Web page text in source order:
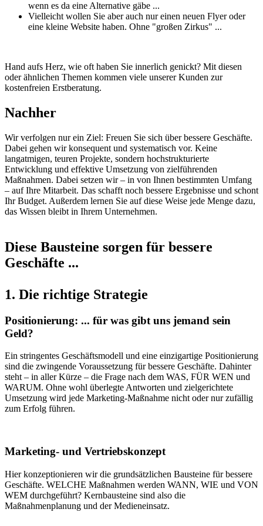
wenn es da eine Alternative gäbe ...
Vielleicht wollen Sie aber auch nur einen neuen Flyer oder
eine kleine Website haben. Ohne "großen Zirkus" ...
Hand aufs Herz, wie oft haben Sie innerlich genickt? Mit diesen
oder ähnlichen Themen kommen viele unserer Kunden zur
kostenfreien Erstberatung.
Nachher
Wir verfolgen nur ein Ziel: Freuen Sie sich über bessere Geschäfte.
Dabei gehen wir konsequent und systematisch vor. Keine
langatmigen, teuren Projekte, sondern hochstrukturierte
Entwicklung und effektive Umsetzung von zielführenden
Maßnahmen. Dabei setzen wir – in von Ihnen bestimmten Umfang
– auf Ihre Mitarbeit. Das schafft noch bessere Ergebnisse und schont
Ihr Budget. Außerdem lernen Sie auf diese Weise jede Menge dazu,
das Wissen bleibt in Ihrem Unternehmen.
Diese Bausteine sorgen für bessere
Geschäfte ...
1. Die richtige Strategie
Positionierung: ... für was gibt uns jemand sein
Geld?
Ein stringentes Geschäftsmodell und eine einzigartige Positionierung
sind die zwingende Voraussetzung für bessere Geschäfte. Dahinter
steht – in aller Kürze – die Frage nach dem WAS, FÜR WEN und
WARUM. Ohne wohl überlegte Antworten und zielgerichtete
Umsetzung wird jede Marketing-Maßnahme nicht oder nur zufällig
zum Erfolg führen.
Marketing- und Vertriebskonzept
Hier konzeptionieren wir die grundsätzlichen Bausteine für bessere
Geschäfte. WELCHE Maßnahmen werden WANN, WIE und VON
WEM durchgeführt? Kernbausteine sind also die
Maßnahmenplanung und der Medieneinsatz.